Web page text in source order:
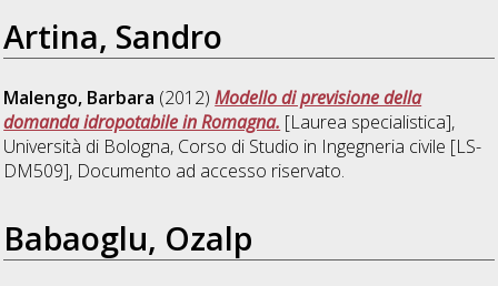
Artina, Sandro
Malengo, Barbara (2012)Modello di previsione della
domanda idropotabile in Romagna. [Laurea specialistica],
Università di Bologna, Corso di Studio in Ingegneria civile [LS-
DM509], Documento ad accesso riservato.
Babaoglu, Ozalp